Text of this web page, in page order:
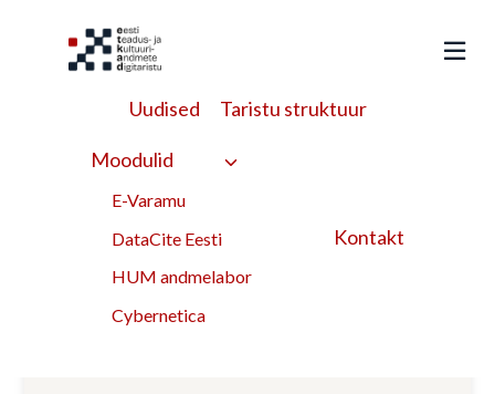
Uudised Taristu struktuur
Moodulid
E-Varamu
DataCite Eesti
HUM andmelabor
Cybernetica
Kontakt
Kogumine
Tunes of the World Map: eesti
ja ukraina rahvalaulupärandi